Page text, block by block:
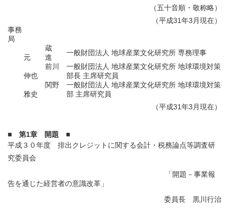
（五十音順・敬称略）
（平成31年3月現在）
事務
局
蔵
元 進
一般財団法人 地球産業文化研究所 専務理事
前川
伸也
一般財団法人 地球産業文化研究所 地球環境対策
部長 主席研究員
関野
雅史
一般財団法人 地球産業文化研究所 地球環境対策
部 主席研究員
（平成31年3月現在）
■ 第1章 開題 ■
平成３０年度 排出クレジットに関する会計・税務論点等調査研
究委員会
「開題－事業報
告を通じた経営者の意識改革」
委員長 黒川行治